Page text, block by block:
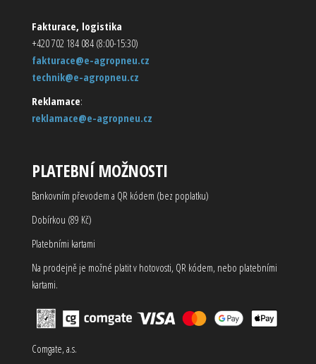
Fakturace, logistika
+420 702 184 084 (8:00-15:30)
fakturace@e-agropneu.cz
technik@e-agropneu.cz
Reklamace:
reklamace@e-agropneu.cz
PLATEBNÍ MOŽNOSTI
Bankovním převodem a QR kódem (bez poplatku)
Dobírkou (89 Kč)
Platebními kartami
Na prodejně je možné platit v hotovosti, QR kódem, nebo platebními
kartami.
Comgate, a.s.